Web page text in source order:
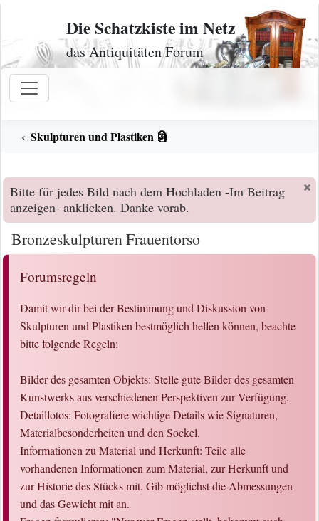
Zum Inhalt
Die Schatzkiste im Netz
das Antiquitäten Forum
Skulpturen und Plastiken 🗿
Bitte für jedes Bild nach dem Hochladen -Im Beitrag
anzeigen- anklicken. Danke vorab.
Bronzeskulpturen Frauentorso
Forumsregeln
Damit wir dir bei der Bestimmung und Diskussion von
Skulpturen und Plastiken bestmöglich helfen können, beachte
bitte folgende Regeln:
Bilder des gesamten Objekts: Stelle gute Bilder des gesamten
Kunstwerks aus verschiedenen Perspektiven zur Verfügung.
Detailfotos: Fotografiere wichtige Details wie Signaturen,
Materialbesonderheiten und den Sockel.
Informationen zu Material und Herkunft: Teile alle
vorhandenen Informationen zum Material, zur Herkunft und
zur Historie des Stücks mit. Gib möglichst die Abmessungen
und das Gewicht mit an.